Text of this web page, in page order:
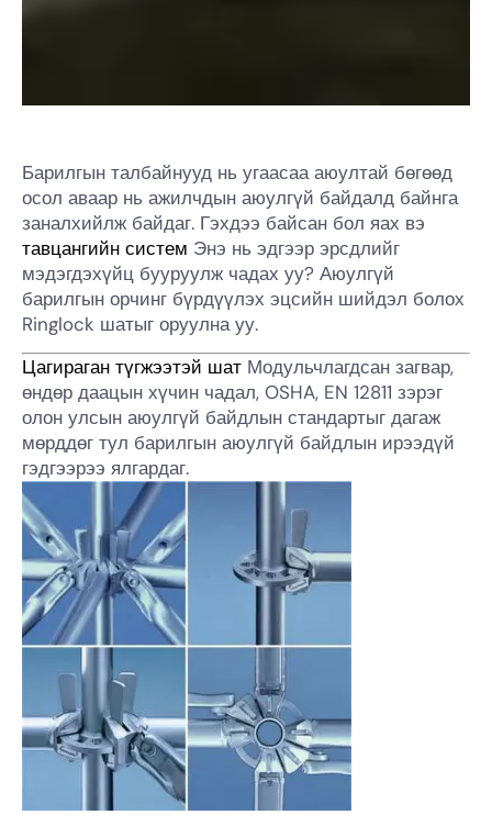
Барилгын талбайнууд нь угаасаа аюултай бөгөөд
осол аваар нь ажилчдын аюулгүй байдалд байнга
заналхийлж байдаг. Гэхдээ байсан бол яах вэ
тавцангийн систем Энэ нь эдгээр эрсдлийг
мэдэгдэхүйц бууруулж чадах уу? Аюулгүй
барилгын орчинг бүрдүүлэх эцсийн шийдэл болох
Ringlock шатыг оруулна уу.
Цагираган түгжээтэй шат Модульчлагдсан загвар,
өндөр даацын хүчин чадал, OSHA, EN 12811 зэрэг
олон улсын аюулгүй байдлын стандартыг дагаж
мөрддөг тул барилгын аюулгүй байдлын ирээдүй
гэдгээрээ ялгардаг.